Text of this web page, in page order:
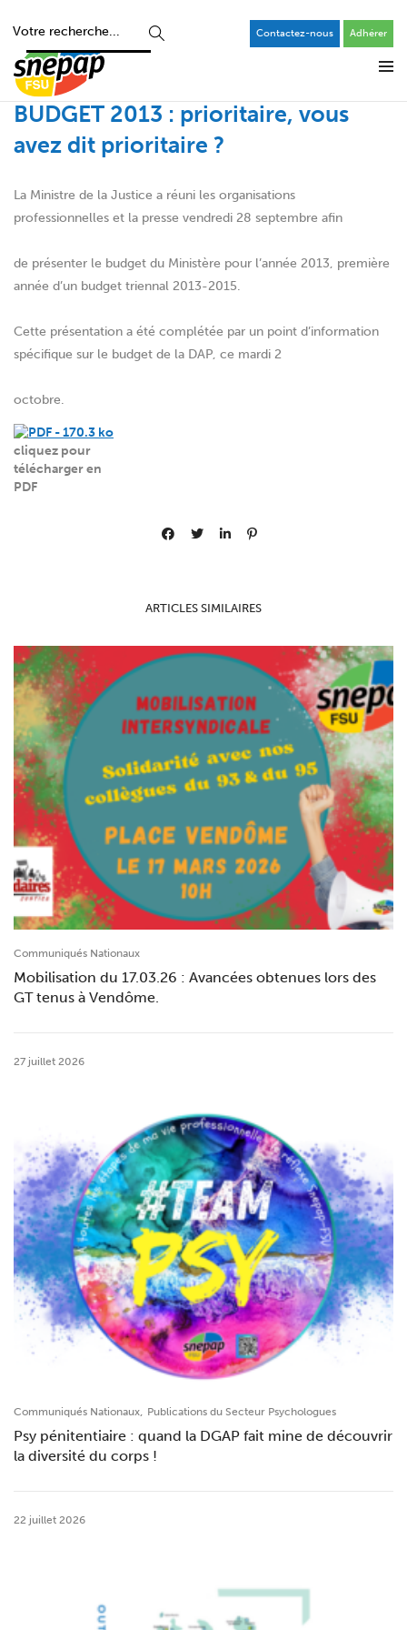
Contactez-nous Adhérer
BUDGET 2013 : prioritaire, vous
avez dit prioritaire ?
La Ministre de la Justice a réuni les organisations
professionnelles et la presse vendredi 28 septembre afin
de présenter le budget du Ministère pour l’année 2013, première
année d’un budget triennal 2013-2015.
Cette présentation a été complétée par un point d’information
spécifique sur le budget de la DAP, ce mardi 2
octobre.
cliquez pour
télécharger en
PDF
ARTICLES SIMILAIRES
Communiqués Nationaux
Mobilisation du 17.03.26 : Avancées obtenues lors des
GT tenus à Vendôme.
27 juillet 2026
Communiqués Nationaux, Publications du Secteur Psychologues
Psy pénitentiaire : quand la DGAP fait mine de découvrir
la diversité du corps !
22 juillet 2026